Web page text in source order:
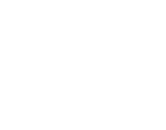
Du schnell das